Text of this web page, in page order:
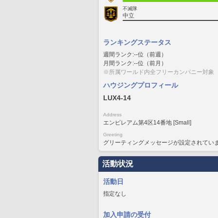
不滅隊
中立
ランキングステータス
週間ランク:--位（前週）
月間ランク:--位（前月）
※所属ワールド内全フリーカンパニー対象
ハウジングプロフィール
LUX4-14
Address
エンピレアム第4区14番地 [Small]
Greeting
グリーティングメッセージが設定されてい
活動状況
活動日
指定なし
加入申請の受付